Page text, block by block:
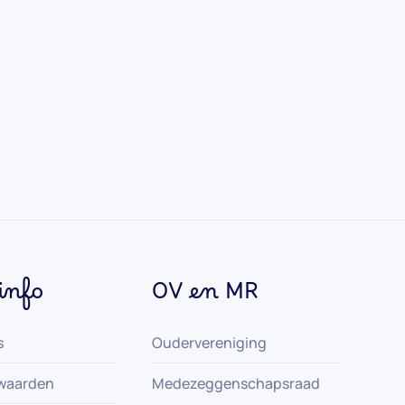
OV en MR
Oudervereniging
Medezeggenschapsraad